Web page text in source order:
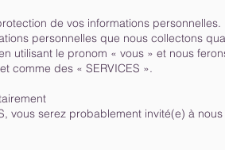
de vos informations
personnelles que nous collectons
utilisant le pronom « vous » et nous
comme des « SERVICES ».
vous serez probablement invité(e) à